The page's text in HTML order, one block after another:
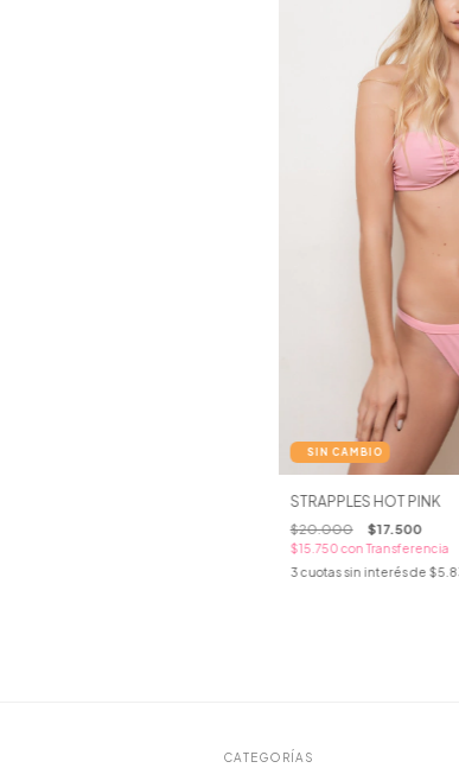
STRAPPLES HOT PINK
$20.000 $17.500
$15.750con Transferencia
3 cuotas sin interés de
CATEGORÍAS